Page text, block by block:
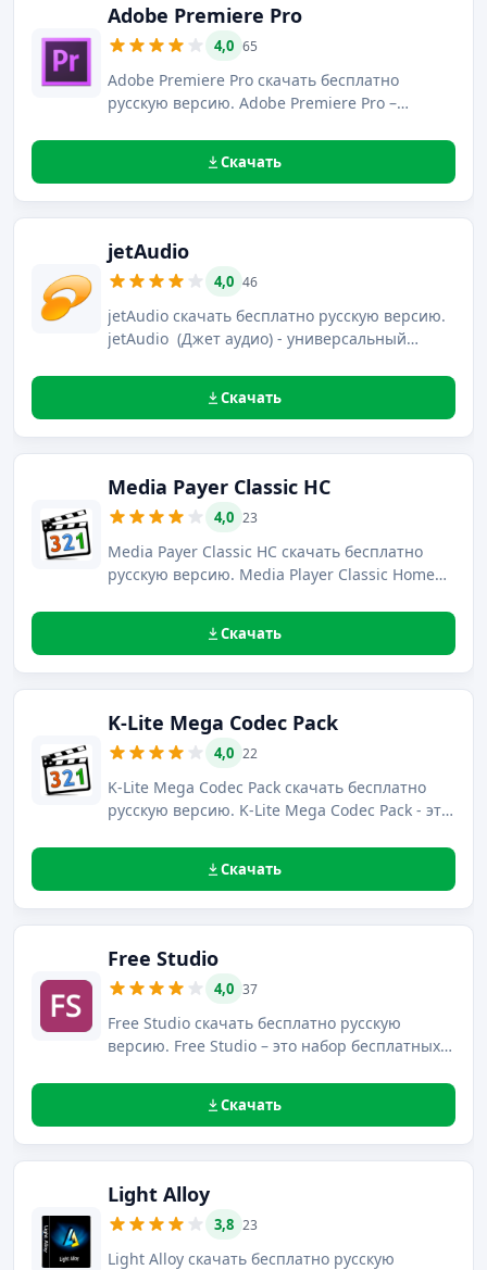
Adobe Premiere Pro
4,0 65
Adobe Premiere Pro скачать бесплатно
русскую версию. Adobe Premiere Pro –
видео высокого разрешения, даже
Скачать
jetAudio
4,0 46
jetAudio скачать бесплатно русскую версию.
jetAudio (Джет аудио) - универсальный
прослушивания радиостанций, записи
Скачать
Media Payer Classic HC
4,0 23
Media Payer Classic HC скачать бесплатно
русскую версию. Media Player Classic Home
существующих форматов видео- и
системными требованиями.
Скачать
K-Lite Mega Codec Pack
4,0 22
K-Lite Mega Codec Pack скачать бесплатно
русскую версию. K-Lite Mega Codec Pack - это
музыки, как популярных, так и редких
Скачать
Free Studio
4,0 37
Free Studio скачать бесплатно русскую
версию. Free Studio – это набор бесплатных
загрузки и конвертации всех известных
Скачать
Light Alloy
3,8 23
Light Alloy скачать бесплатно русскую